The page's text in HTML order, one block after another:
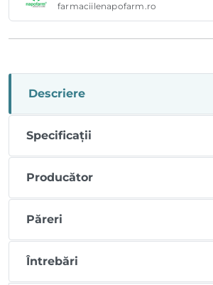
farmaciilenapofarm.ro
Descriere
Specificații
Producător
Păreri
Întrebări